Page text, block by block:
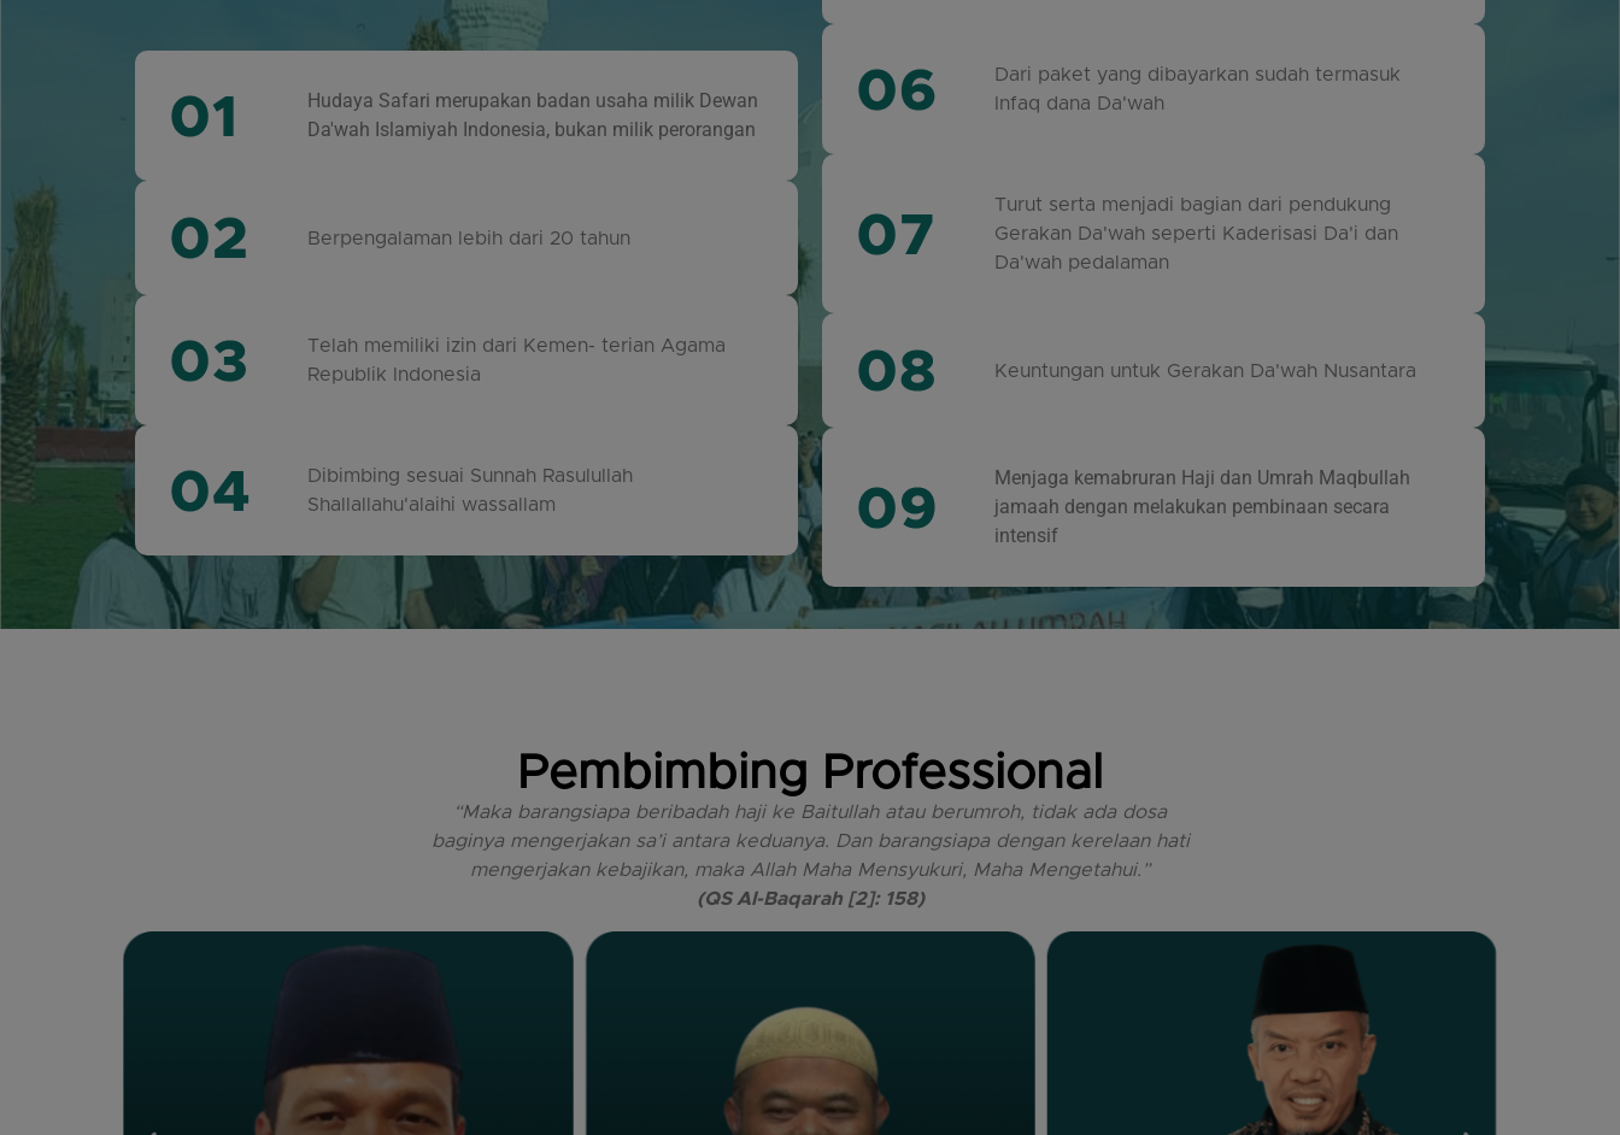
Hudaya Safari merupakan badan usaha milik Dewan
Da'wah Islamiyah Indonesia, bukan milik perorangan
Berpengalaman lebih dari 20 tahun
Telah memiliki izin dari Kemen- terian Agama
Republik Indonesia
Dibimbing sesuai Sunnah Rasulullah
Shallallahu'alaihi wassallam
Dari paket yang dibayarkan sudah termasuk
Infaq dana Da'wah
Turut serta menjadi bagian dari pendukung
Gerakan Da'wah seperti Kaderisasi Da'i dan
Da'wah pedalaman
Keuntungan untuk Gerakan Da'wah Nusantara
Menjaga kemabruran Haji dan Umrah Maqbullah
jamaah dengan melakukan pembinaan secara
intensif
Pembimbing Professional
“Maka barangsiapa beribadah haji ke Baitullah atau berumroh, tidak ada dosa
baginya mengerjakan sa’i antara keduanya. Dan barangsiapa dengan kerelaan hati
mengerjakan kebajikan, maka Allah Maha Mensyukuri, Maha Mengetahui.”
(QS Al-Baqarah [2]: 158)